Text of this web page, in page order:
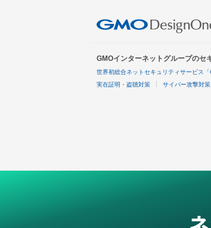
GMOインターネットグループのセ
世界初総合ネットセキュリティサービス「
実在証明・盗聴対策 サイバー攻撃対